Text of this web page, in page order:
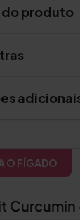
produto
O FÍGADO
Curcumin